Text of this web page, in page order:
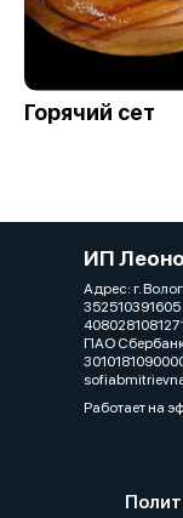
Горячий сет
ИП
Адрес: г.
ПАО
Работает на